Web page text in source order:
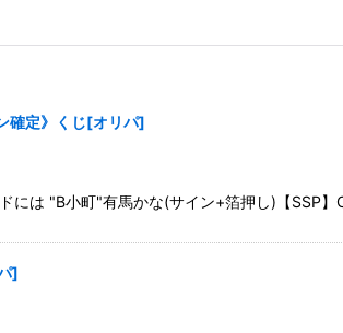
確定》くじ[オリパ]
には "B小町"有馬かな(サイン+箔押し)【SSP
]